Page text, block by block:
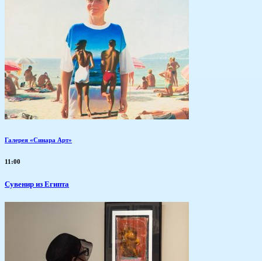
Галерея «Синара Арт»
11:00
Сувенир из Египта